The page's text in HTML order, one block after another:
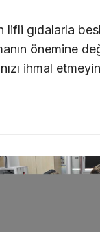
gıdalarla
önemine
ihmal